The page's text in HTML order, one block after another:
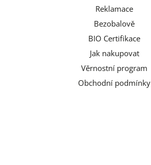
Reklamace
Bezobalově
BIO Certifikace
Jak nakupovat
Věrnostní program
Obchodní podmínky